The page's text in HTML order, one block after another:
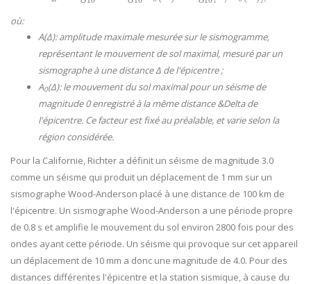
où:
A(Δ): amplitude maximale mesurée sur le sismogramme,
représentant le mouvement de sol maximal, mesuré par un
sismographe à une distance Δ de l'épicentre ;
A0(Δ): le mouvement du sol maximal pour un séisme de
magnitude 0 enregistré à la même distance &Delta de
l'épicentre. Ce facteur est fixé au préalable, et varie selon la
région considérée.
Pour la Californie, Richter a définit un séisme de magnitude 3.0
comme un séisme qui produit un déplacement de 1 mm sur un
sismographe Wood-Anderson placé à une distance de 100 km de
l'épicentre. Un sismographe Wood-Anderson a une période propre
de 0.8 s et amplifie le mouvement du sol environ 2800 fois pour des
ondes ayant cette période. Un séisme qui provoque sur cet appareil
un déplacement de 10 mm a donc une magnitude de 4.0. Pour des
distances différentes l'épicentre et la station sismique, à cause du